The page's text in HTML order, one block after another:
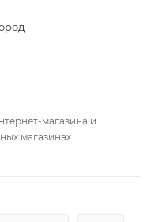
магазина и
магазинах